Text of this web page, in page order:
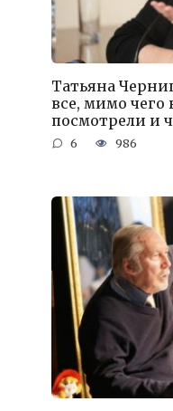
Татьяна
все, мимо
посмотрели и
6 986